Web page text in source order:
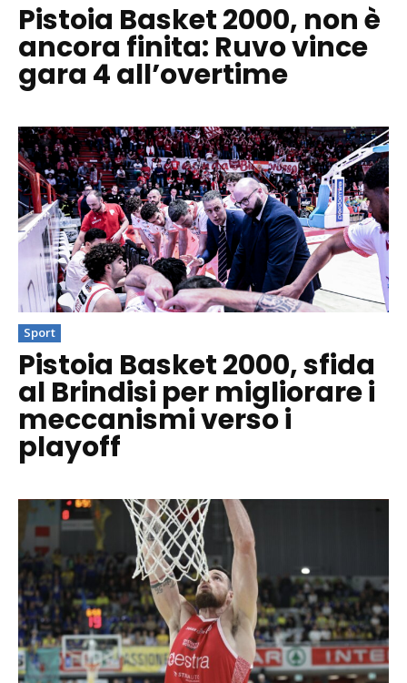
Pistoia Basket 2000, non è
ancora finita: Ruvo vince
gara 4 all’overtime
Sport
Pistoia Basket 2000, sfida
al Brindisi per migliorare i
meccanismi verso i
playoff